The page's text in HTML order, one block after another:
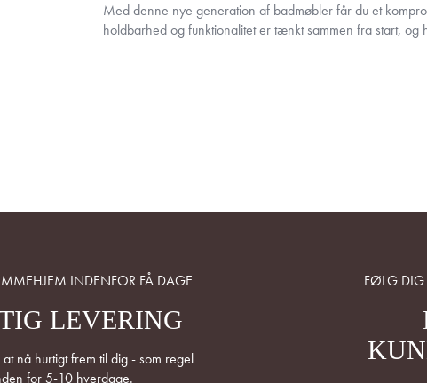
Med denne nye generation af badmøbler får du et
holdbarhed og funktionalitet er tænkt sammen fra start,
INDENFOR FÅ DAGE
LEVERING
nå hurtigt frem til dig - som regel
for 5-10 hverdage.
FØLG DIG